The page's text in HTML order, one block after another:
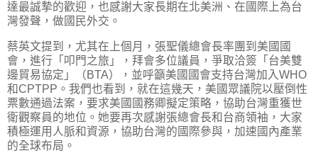
達最誠摯的歡迎，也感謝大家長期在北美洲、在國際上為台
灣發聲，做國民外交。
蔡英文提到，尤其在上個月，張聖儀總會長率團到美國國
會，進行「叩門之旅」，拜會多位議員，爭取洽簽「台美雙
邊貿易協定」（BTA），並呼籲美國國會支持台灣加入WHO
和CPTPP。我們也看到，就在這幾天，美國眾議院以壓倒性
票數通過法案，要求美國國務卿擬定策略，協助台灣重獲世
衛觀察員的地位。她要再次感謝張總會長和台商領袖，大家
積極運用人脈和資源，協助台灣的國際參與，加速國內產業
的全球布局。